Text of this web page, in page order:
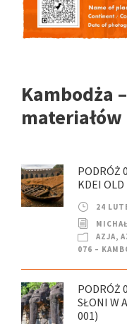
Kambodża
PODRÓŻ
KDEI OLD
24
AZJA,
076 –
PODRÓŻ
SŁONI W
001)